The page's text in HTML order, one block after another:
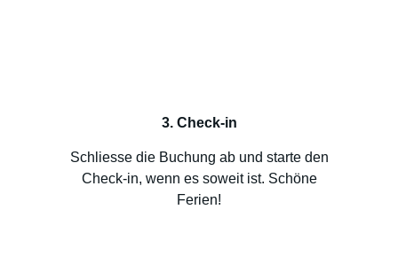
3. Check-in
Schliesse die Buchung ab und starte den
Check-in, wenn es soweit ist. Schöne
Ferien!